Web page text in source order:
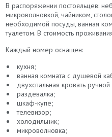
В распоряжении постояльцев:
микроволновкой, чайником,
необходимой посуды, ванная
туалетом. В стоимость
Каждый номер оснащен:
кухня;
ванная комната с душевой
двухспальная кровать
раздевалка;
шкаф-купе;
телевизор;
холодильник;
микроволновка;